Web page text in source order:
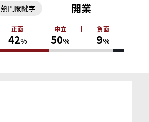
正面
42%
中立
50%
負面
9%
熱門關鍵字 開業